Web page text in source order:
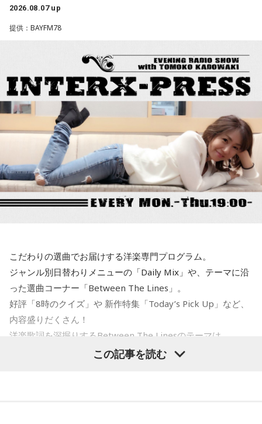
水谷「素晴らしい」
一蔵 「この子のおかげで町内会行事のチラシ1枚、ビラ1枚、
変わると思うのよ」
水谷「そうですね。デザインとかも、ちょっと若々しくなっ
たりとかね」
一蔵「そう。「これAIだ」とかさ。（笑） 他に色々苦労し
ている町内会もたくさんあると思うんですが、こういう町内
会もあるんだよと。若い子がやったって、やる気さえあれば
いいんだって。周りが盛り立てていけば誰でもなれるし、近
所の人と集まってお話しするっていうのもいいことだと思い
ます。町内会文化はなくなってほしくないんで、なんだった
ら、こういう町内会にはワタシ、ノーギャラで落語やりに行
水谷 （笑）
一蔵 「もう言いましたよ。もうノーギャラでもいいぐらい。
もう盛り上げますよ、本当」
僚経験者の一人は「アメリカが消費税の減税や歳出増にどれ
ほど注文をつけるのか見極める必要がある」このように強調
したといいます。消費税減税が日米関係の新たな火種に浮上
という。アメリカの政府高官が言ったということなんです
が、これ、会田さんはどう捉えていらっしゃいますか？」
会田「ベッセント財務長官のインタビューと、この誰だかよ
くわからない匿名の政府高官の発言が混ぜこぜになって、さ
もベッセント財務長官が日本の消費減税に反対したかのよう
な印象を与える記事が掲載されて、今、大きな問題となって
います。この誰かよくわからないアメリカの政府高官ですと
か、匿名の閣僚経験者の発言というのは、それほど重要では
ないということです。重要であれば、しっかり名前を出して
寺島「ベッセント財務長官はどういったかと言いますと、こ
れはNHKによるんですが…NHKの独占インタビューだったよ
うな感じです。日米の金利差が円安の要因だと指摘される
中、日銀が次の会合で利上げに踏み切るべきかと問われたの
に対し、ベッセント財務長官は具体的な政策の方向性への言
及は避けつつ、「植田総裁とは15年以上の知り合いで、絶大
な信頼を寄せている。日本経済にとって最善の措置を講じる
2026.08.07 up
提供：BAYFM78
こだわりの選曲でお届けする洋楽専門プログラム。
ジャンル別日替わりメニューの「Daily Mix」や、テーマに沿
った選曲コーナー「Between The Lines」。
好評「8時のクイズ」や 新作特集「Today’s Pick Up」など、
内容盛りだくさん！
洋楽歌詞を深掘りするBetween The Linesのテーマは
この記事を読む